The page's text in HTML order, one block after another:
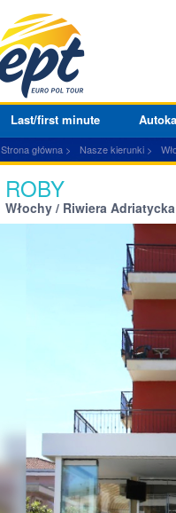
Last/first minute
Strona główna Nasze kierunki
ROBY
Włochy / Riwiera